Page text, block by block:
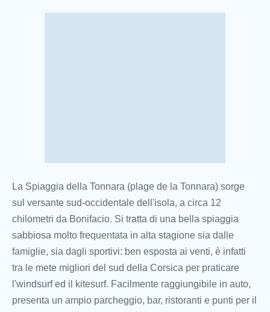
La Spiaggia della Tonnara (plage de la Tonnara) sorge
sul versante sud-occidentale dell'isola, a circa 12
chilometri da Bonifacio. Si tratta di una bella spiaggia
sabbiosa molto frequentata in alta stagione sia dalle
famiglie, sia dagli sportivi: ben esposta ai venti, è infatti
tra le mete migliori del sud della Corsica per praticare
l'windsurf ed il kitesurf. Facilmente raggiungibile in auto,
presenta un ampio parcheggio, bar, ristoranti e punti per il